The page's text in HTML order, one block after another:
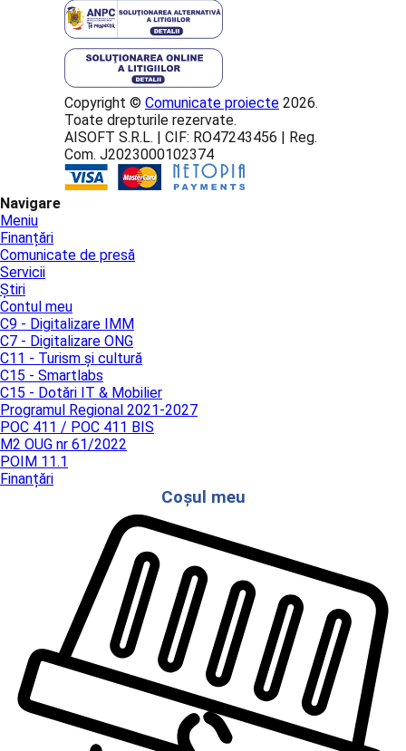
Copyright © Comunicate proiecte 2026.
Toate drepturile rezervate.
AISOFT S.R.L. | CIF: RO47243456 | Reg.
Com. J2023000102374
Navigare
Meniu
Finanțări
Comunicate de presă
Servicii
Știri
Contul meu
C9 - Digitalizare IMM
C7 - Digitalizare ONG
C11 - Turism și cultură
C15 - Smartlabs
C15 - Dotări IT & Mobilier
Programul Regional 2021-2027
POC 411 / POC 411 BIS
M2 OUG nr 61/2022
POIM 11.1
Finanțări
Coșul meu